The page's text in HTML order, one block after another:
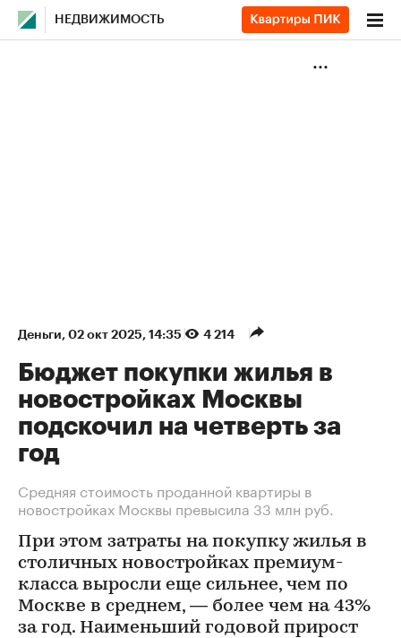
НЕДВИЖИМОСТЬ
Деньги⁠, 02 окт 2025, 14:35 4 214
Бюджет покупки жилья в
новостройках Москвы
подскочил на четверть за
год
Средняя стоимость проданной квартиры в
новостройках Москвы превысила 33 млн руб.
При этом затраты на покупку жилья в
столичных новостройках премиум-
класса выросли еще сильнее, чем по
Москве в среднем, — более чем на 43%
за год. Наименьший годовой прирост